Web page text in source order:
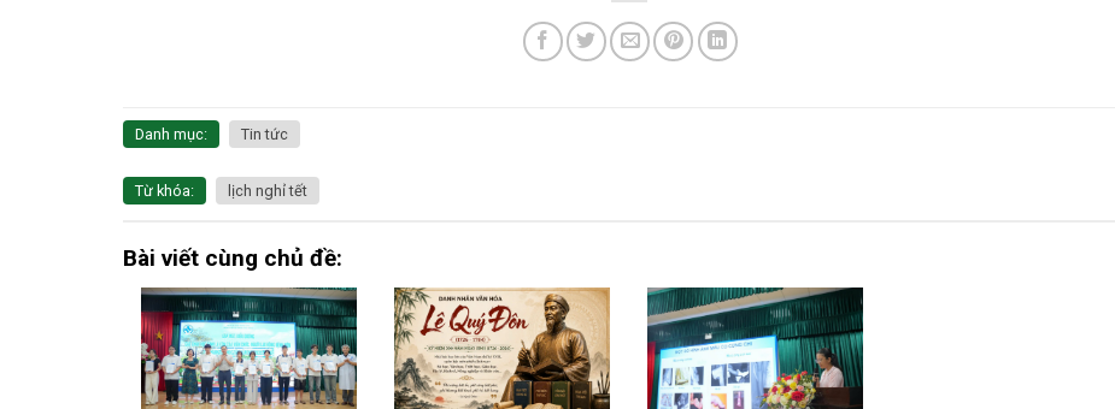
Danh mục: Tin tức
Từ khóa: lịch nghỉ tết
Bài viết cùng chủ đề: